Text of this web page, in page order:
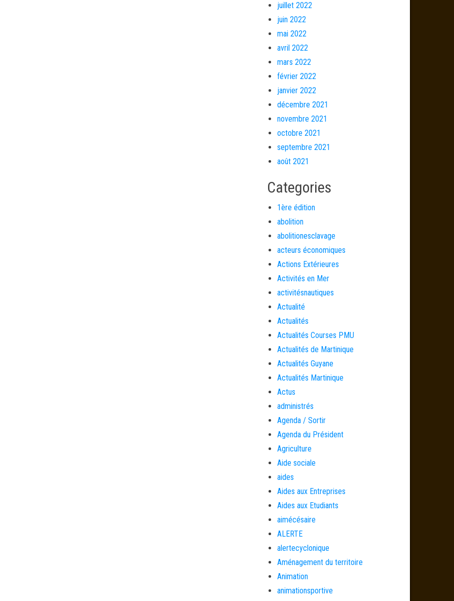
juillet 2022
juin 2022
mai 2022
avril 2022
mars 2022
février 2022
janvier 2022
décembre 2021
novembre 2021
octobre 2021
septembre 2021
août 2021
Categories
1ère édition
abolition
abolitionesclavage
acteurs économiques
Actions Extérieures
Activités en Mer
activitésnautiques
Actualité
Actualités
Actualités Courses PMU
Actualités de Martinique
Actualités Guyane
Actualités Martinique
Actus
administrés
Agenda / Sortir
Agenda du Président
Agriculture
Aide sociale
aides
Aides aux Entreprises
Aides aux Etudiants
aimécésaire
ALERTE
alertecyclonique
Aménagement du territoire
Animation
animationsportive